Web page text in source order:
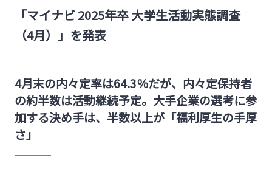
「マイナビ 2025年卒 大学生活動実態調査
（4月）」を発表
4月末の内々定率は64.3％だが、内々定保持者
の約半数は活動継続予定。大手企業の選考に参
加する決め手は、半数以上が「福利厚生の手厚
さ」